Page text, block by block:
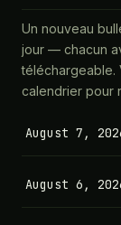
Un nouveau
jour — chacun
téléchargeable.
calendrier pour
August 7,
August 6,